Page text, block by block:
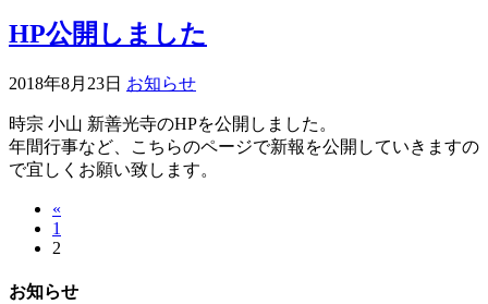
HP公開しました
2018年8月23日 お知らせ
時宗 小山 新善光寺のHPを公開しました。
年間行事など、こちらのページで新報を公開していきますの
で宜しくお願い致します。
«
1
2
お知らせ